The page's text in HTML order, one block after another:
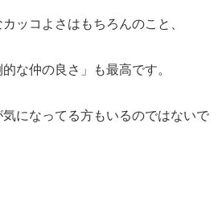
ッコよさはもちろんのこと、
な仲の良さ」も最高です。
になってる方もいるのではないで